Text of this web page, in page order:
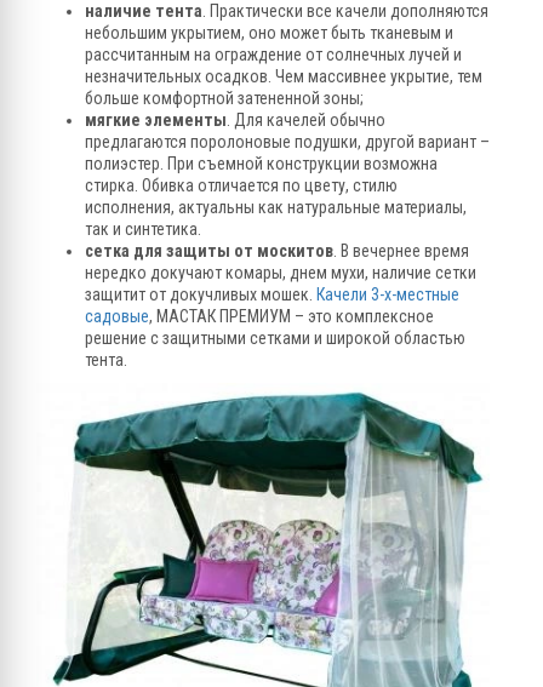
наличие тента. Практически все качели дополняются
небольшим укрытием, оно может быть тканевым и
рассчитанным на ограждение от солнечных лучей и
незначительных осадков. Чем массивнее укрытие, тем
больше комфортной затененной зоны;
мягкие элементы. Для качелей обычно
предлагаются поролоновые подушки, другой вариант –
полиэстер. При съемной конструкции возможна
стирка. Обивка отличается по цвету, стилю
исполнения, актуальны как натуральные материалы,
так и синтетика.
сетка для защиты от москитов. В вечернее время
нередко докучают комары, днем мухи, наличие сетки
защитит от докучливых мошек. Качели 3-х-местные
садовые, МАСТАК ПРЕМИУМ – это комплексное
решение с защитными сетками и широкой областью
тента.